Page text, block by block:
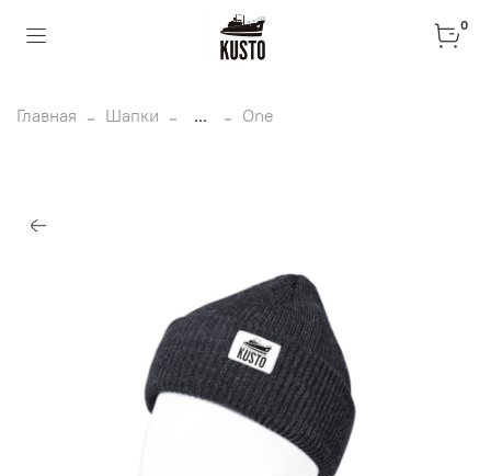
0
Главная Шапки ... One